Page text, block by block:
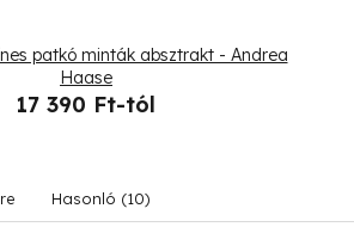
patkó minták absztrakt - Andrea
Haase
17 390 Ft-tól
Hasonló (10)